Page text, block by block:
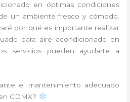
en óptimas condiciones
un ambiente fresco y cómodo.
por qué es importante realizar
para aire acondicionado en
servicios pueden ayudarte a
el mantenimiento adecuado
CDMX?